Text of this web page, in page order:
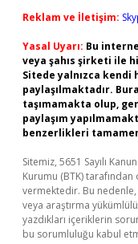
Reklam ve İletişim:
Yasal Uyarı: Bu
veya şahıs şirketi ile
Sitede yalnızca kendi
paylaşılmaktadır.
taşımamakta olup,
paylaşım
benzerlikleri
Sitemiz, 5651 Sayılı
Kurumu (BTK) tarafından
vermektedir. Bu
veya araştırma
yazdıkları içeriklerin
bu sorumluluğu kabul